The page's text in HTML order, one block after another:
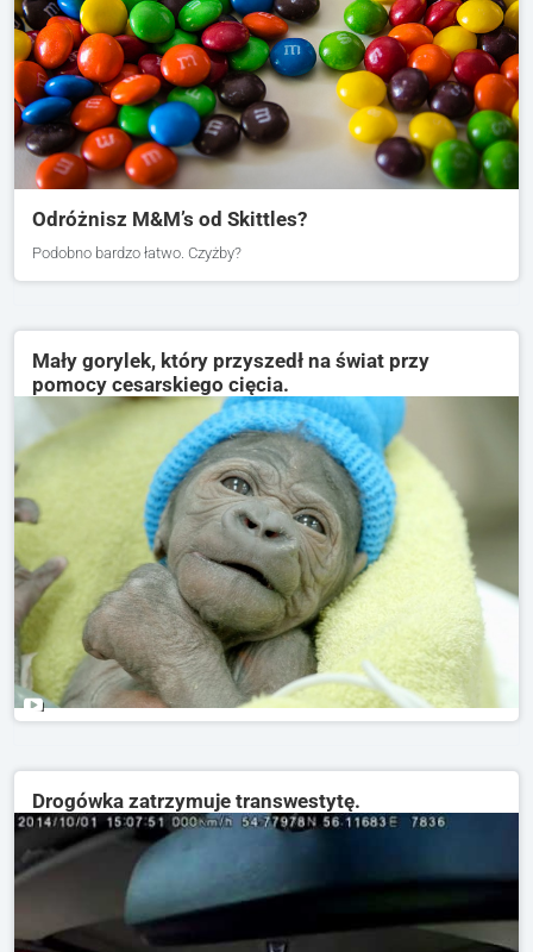
Odróżnisz M&M’s od Skittles?
Podobno bardzo łatwo. Czyżby?
Mały gorylek, który przyszedł na świat przy
pomocy cesarskiego cięcia.
Drogówka zatrzymuje transwestytę.